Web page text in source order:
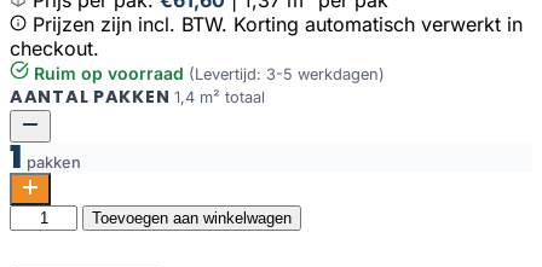
Prijzen zijn incl. BTW. Korting automatisch verwerkt in
checkout.
Ruim op voorraad (Levertijd: 3-5 werkdagen)
AANTAL PAKKEN 1,4 m² totaal
1 pakken
Fulham
click
Toevoegen aan winkelwagen